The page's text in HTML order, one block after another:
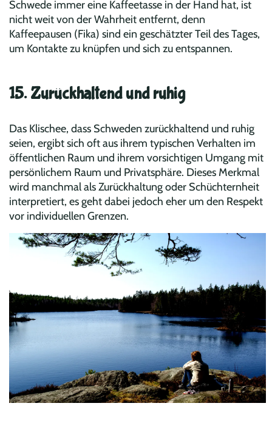
Schwede immer eine Kaffeetasse in der Hand hat, ist
nicht weit von der Wahrheit entfernt, denn
Kaffeepausen (Fika) sind ein geschätzter Teil des Tages,
um Kontakte zu knüpfen und sich zu entspannen.
15. Zurückhaltend und ruhig
Das Klischee, dass Schweden zurückhaltend und ruhig
seien, ergibt sich oft aus ihrem typischen Verhalten im
öffentlichen Raum und ihrem vorsichtigen Umgang mit
persönlichem Raum und Privatsphäre. Dieses Merkmal
wird manchmal als Zurückhaltung oder Schüchternheit
interpretiert, es geht dabei jedoch eher um den Respekt
vor individuellen Grenzen.